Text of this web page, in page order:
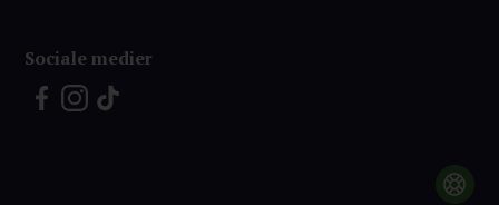
Sociale medier